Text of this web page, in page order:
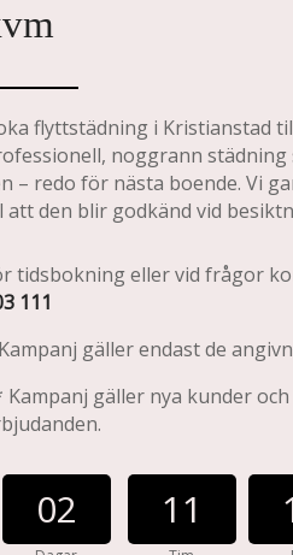
flyttstädning i Kristianstad
noggrann
– redo för nästa boende. Vi
att den blir godkänd vid
tidsbokning eller vid frågor
111
gäller endast de
gäller nya kunder
002 11